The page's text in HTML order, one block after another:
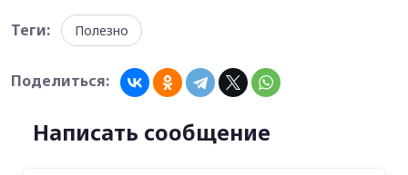
Теги: Полезно
Поделиться:
Написать сообщение